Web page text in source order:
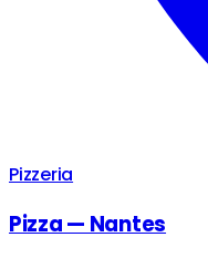
Pizzeria
Pizza — Nantes